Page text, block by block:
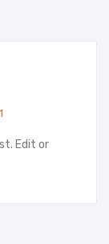
Edit or